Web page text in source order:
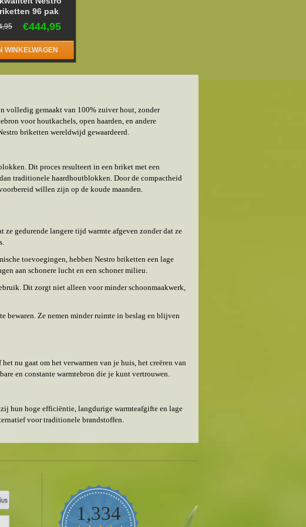
96 pak
€444,95
WINKELWAGEN
volledig gemaakt van 100% zuiver hout, zonder
voor houtkachels, open haarden, en andere
briketten wereldwijd gewaardeerd.
Dit proces resulteert in een briket met een
traditionele haardhoutblokken. Door de compactheid
willen zijn op de koude maanden.
gedurende langere tijd warmte afgeven zonder dat ze
toevoegingen, hebben Nestro briketten een lage
aan schonere lucht en een schoner milieu.
Dit zorgt niet alleen voor minder schoonmaakwerk,
bewaren. Ze nemen minder ruimte in beslag en blijven
nu gaat om het verwarmen van je huis, het creëren van
en constante warmtebron die je kunt vertrouwen.
hun hoge efficiëntie, langdurige warmteafgifte en lage
voor traditionele brandstoffen.
1,334